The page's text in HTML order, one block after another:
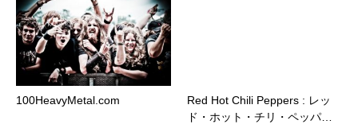
100HeavyMetal.com
Red Hot Chili Peppers : レッ
ド・ホット・チリ・ペッパー